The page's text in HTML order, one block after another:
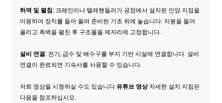
하역 및 펼침: 크레인이나 텔레핸들러가 공장에서 설치된 인양 지점을
이용하여 장치를 들어 올려 준비된 기초 위에 놓습니다. 지붕을 들어
올리고 측벽을 펼친 후 구조물을 제자리에 고정합니다.
설비 연결: 전기, 급수 및 배수구를 부지 기반 시설에 연결합니다. 설비
연결이 완료되면 기숙사를 사용할 수 있습니다.
저희 영상을 시청하실 수도 있습니다.유튜브 영상자세한 설치 지침은
다음을 참조하십시오.